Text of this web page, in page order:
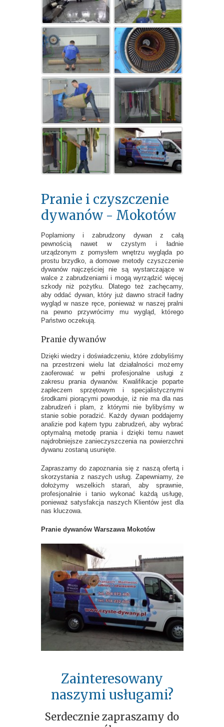
Pranie i czyszczenie
dywanów - Mokotów
Poplamiony i zabrudzony dywan z całą
pewnością nawet w czystym i ładnie
urządzonym z pomysłem wnętrzu wygląda po
prostu brzydko, a domowe metody czyszczenie
dywanów najczęściej nie są wystarczające w
walce z zabrudzeniami i mogą wyrządzić więcej
szkody niż pożytku. Dlatego też zachęcamy,
aby oddać dywan, który już dawno stracił ładny
wygląd w nasze ręce, ponieważ w naszej pralni
na pewno przywrócimy mu wygląd, którego
Państwo oczekują.
Pranie dywanów
Dzięki wiedzy i doświadczeniu, które zdobyliśmy
na przestrzeni wielu lat działalności możemy
zaoferować w pełni profesjonalne usługi z
zakresu prania dywanów. Kwalifikacje poparte
zapleczem sprzętowym i specjalistycznymi
środkami piorącymi powoduje, iż nie ma dla nas
zabrudzeń i plam, z którymi nie bylibyśmy w
stanie sobie poradzić. Każdy dywan poddajemy
analizie pod kątem typu zabrudzeń, aby wybrać
optymalną metodę prania i dzięki temu nawet
najdrobniejsze zanieczyszczenia na powierzchni
dywanu zostaną usunięte.
Zapraszamy do zapoznania się z naszą ofertą i
skorzystania z naszych usług. Zapewniamy, że
dołożymy wszelkich starań, aby sprawnie,
profesjonalnie i tanio wykonać każdą usługę,
ponieważ satysfakcja naszych Klientów jest dla
nas kluczowa.
Pranie dywanów Warszawa Mokotów
Zainteresowany
naszymi usługami?
Serdecznie zapraszamy do